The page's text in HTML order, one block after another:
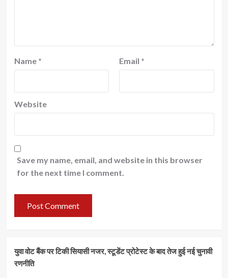
Name * Email *
Website
Save my name, email, and website in this browser
for the next time I comment.
युवा वोट बैंक पर टिकी सियासी नजर, स्टूडेंट प्रोटेस्ट के बाद तेज हुई नई चुनावी
रणनीति